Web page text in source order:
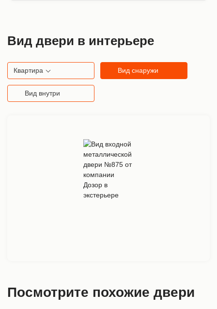
Вид двери в интерьере
Квартира Вид снаружи
Вид внутри
Посмотрите похожие двери